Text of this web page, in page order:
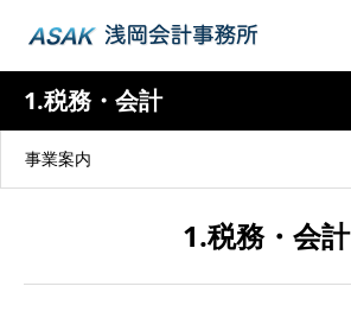
1.税務・会計
事業案内
1.税務・会計